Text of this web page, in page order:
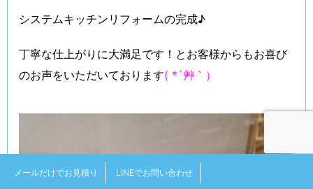
システムキッチンリフォームの完成♪
丁寧な仕上がりに大満足です！とお客様からもお喜び
のお声をいただいております( *´艸｀）
メールだけでお見積り LINEでお問い合わせ